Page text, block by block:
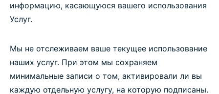
информацию, касающуюся вашего использования
Услуг.
Мы не отслеживаем ваше текущее использование
наших услуг. При этом мы сохраняем
минимальные записи о том, активировали ли вы
каждую отдельную услугу, на которую подписаны.